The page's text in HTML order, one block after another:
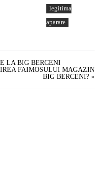
legitima
aparare
LA BIG BERCENI
FAIMOSULUI MAGAZIN
BIG BERCENI? »